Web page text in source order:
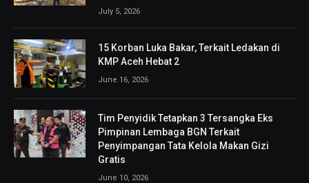
July 5, 2026
15 Korban Luka Bakar, Terkait Ledakan di
KMP Aceh Hebat 2
June 16, 2026
Tim Penyidik Tetapkan 3 Tersangka Eks
Pimpinan Lembaga BGN Terkait
Penyimpangan Tata Kelola Makan Gizi
Gratis
June 10, 2026